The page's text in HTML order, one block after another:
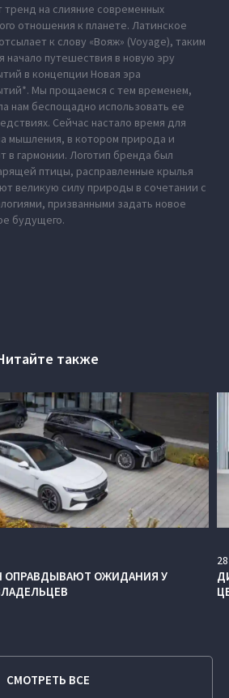
на слияние современных
отношения к планете. Латинское
к слову «Вояж» (Voyage), таким
начало путешествия в новую эру
в концепции Новая эра
Мы прощаемся с тем временем,
нам беспощадно использовать ее
Сейчас настало время для
мышления, в котором природа и
в гармонии. Логотип бренда был
птицы, расправленные крылья
великую силу природы в сочетании с
призванными задать новое
будущего.
также
ОПРАВДЫВАЮТ ОЖИДАНИЯ У
28
СМОТРЕТЬ ВСЕ